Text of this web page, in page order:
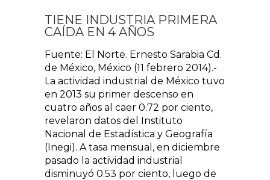
TIENE INDUSTRIA PRIMERA
CAÍDA EN 4 AÑOS
Fuente: El Norte. Ernesto Sarabia Cd.
de México, México (11 febrero 2014).-
La actividad industrial de México tuvo
en 2013 su primer descenso en
cuatro años al caer 0.72 por ciento,
revelaron datos del Instituto
Nacional de Estadística y Geografía
(Inegi). A tasa mensual, en diciembre
pasado la actividad industrial
disminuyó 0.53 por ciento, luego de